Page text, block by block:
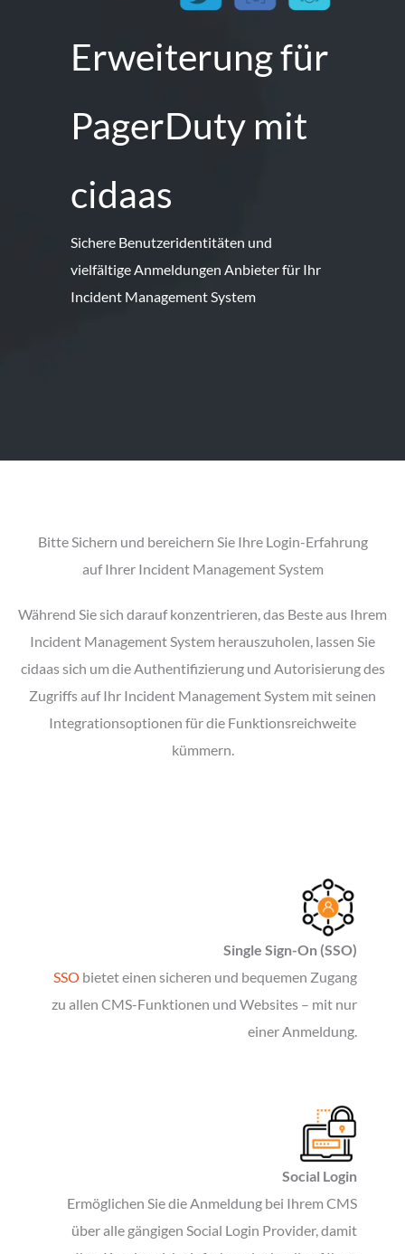
Erweiterung für
PagerDuty mit
cidaas
Sichere Benutzeridentitäten und
vielfältige Anmeldungen Anbieter für Ihr
Incident Management System
Bitte Sichern und bereichern Sie Ihre Login-Erfahrung
auf Ihrer Incident Management System
Während Sie sich darauf konzentrieren, das Beste aus Ihrem
Incident Management System herauszuholen, lassen Sie
cidaas sich um die Authentifizierung und Autorisierung des
Zugriffs auf Ihr Incident Management System mit seinen
Integrationsoptionen für die Funktionsreichweite
kümmern.
Single Sign-On (SSO)
SSO bietet einen sicheren und bequemen Zugang
zu allen CMS-Funktionen und Websites – mit nur
einer Anmeldung.
Social Login
Ermöglichen Sie die Anmeldung bei Ihrem CMS
über alle gängigen Social Login Provider, damit